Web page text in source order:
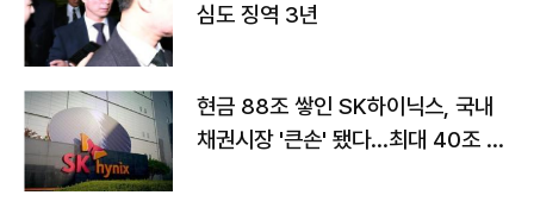
심도 징역 3년
현금 88조 쌓인 SK하이닉스, 국내
채권시장 '큰손' 됐다…최대 40조 투